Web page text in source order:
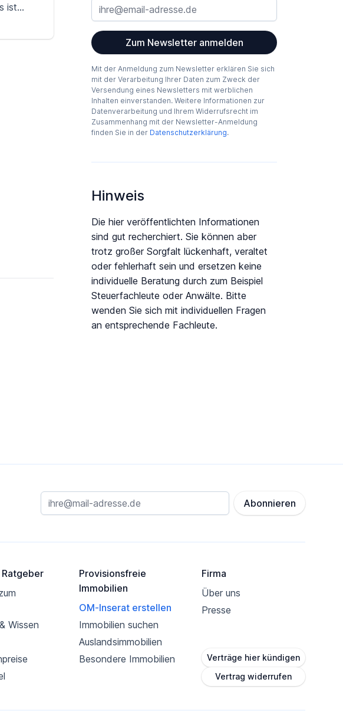
ist
Zum Newsletter anmelden
Mit der Anmeldung zum Newsletter erklären Sie sich
mit der Verarbeitung Ihrer Daten zum Zweck der
Versendung eines Newsletters mit werblichen
Inhalten einverstanden. Weitere Informationen zur
Datenverarbeitung und Ihrem Widerrufsrecht im
Zusammenhang mit der Newsletter-Anmeldung
finden Sie in der Datenschutzerklärung.
Hinweis
Die hier veröffentlichten Informationen
sind gut recherchiert. Sie können aber
trotz großer Sorgfalt lückenhaft, veraltet
oder fehlerhaft sein und ersetzen keine
individuelle Beratung durch zum Beispiel
Steuerfachleute oder Anwälte. Bitte
wenden Sie sich mit individuellen Fragen
an entsprechende Fachleute.
Abonnieren
Wissen
Provisionsfreie
Immobilien
OM-Inserat erstellen
Immobilien suchen
Auslandsimmobilien
Besondere Immobilien
Firma
Über uns
Presse
Verträge hier kündigen
Vertrag widerrufen